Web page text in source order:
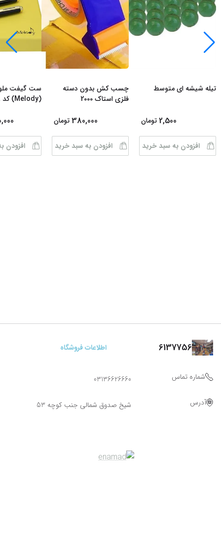
تیله شیشه ای متوسط
2,500 تومان
افزودن به سبد خرید
چسب کش بدون دسته
فلزی استاک 2000
380,000 تومان
افزودن به سبد خرید
ست گیفت
(Melody) کد 68
افزودن
6137756 اطلاعات فروشگاه
شماره تماس 03136626660
آدرس شیخ صدوق شمالی جنب کوچه 53